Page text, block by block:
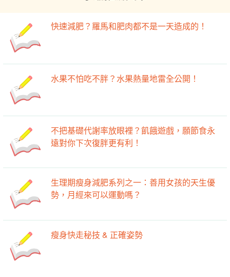
快速減肥？羅馬和肥肉都不是一天造成的！
水果不怕吃不胖？水果熱量地雷全公開！
不把基礎代謝率放眼裡？飢餓遊戲，願節食永
遠對你下次復胖更有利！
生理期瘦身減肥系列之一：善用女孩的天生優
勢，月經來可以運動嗎？
瘦身快走秘技 & 正確姿勢